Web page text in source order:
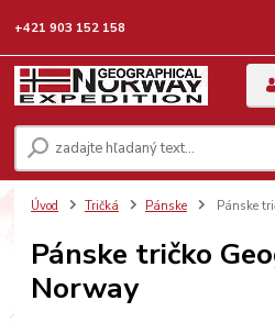
+421 903 152 158
Úvod Tričká Pánske Pánske
Pánske tričko
Norway